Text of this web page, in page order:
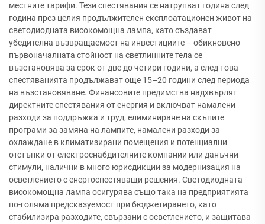
местните тарифи. Тези спестявания се натрупват година след
година през целия продължителен експлоатационен живот на
светодиодната високомощна лампа, като създават
убедителна възвращаемост на инвестициите – обикновено
първоначалната стойност на светлинните тела се
възстановява за срок от две до четири години, а след това
спестяванията продължават още 15–20 години след периода
на възстановяване. Финансовите предимства надхвърлят
директните спестявания от енергия и включват намалени
разходи за поддръжка и труд, елиминиране на скъпите
програми за замяна на лампите, намалени разходи за
охлаждане в климатизирани помещения и потенциални
отстъпки от електроснабдителните компании или данъчни
стимули, налични в много юрисдикции за модернизация на
осветлението с енергоспестяващи решения. Светодиодната
високомощна лампа осигурява също така на предприятията
по-голяма предсказуемост при бюджетирането, като
стабилизира разходите, свързани с осветлението, и защитава